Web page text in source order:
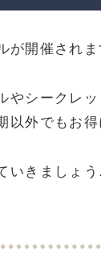
が開催されま
やシークレ
以外でもお得
いきましょう